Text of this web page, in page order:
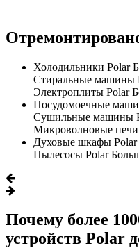
Холодильники Polar
Стиральные машины
Электроплиты Polar
Посудомоечные
Сушильные машины
Микроволновые печи
Духовые шкафы Polar
Пылесосы Polar
Почему более
устройств Polar